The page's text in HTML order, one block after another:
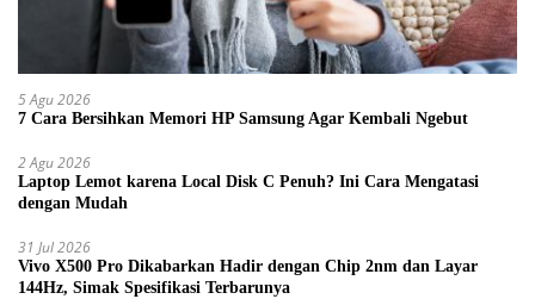
5 Agu 2026
7 Cara Bersihkan Memori HP Samsung Agar Kembali Ngebut
2 Agu 2026
Laptop Lemot karena Local Disk C Penuh? Ini Cara Mengatasi
dengan Mudah
31 Jul 2026
Vivo X500 Pro Dikabarkan Hadir dengan Chip 2nm dan Layar
144Hz, Simak Spesifikasi Terbarunya